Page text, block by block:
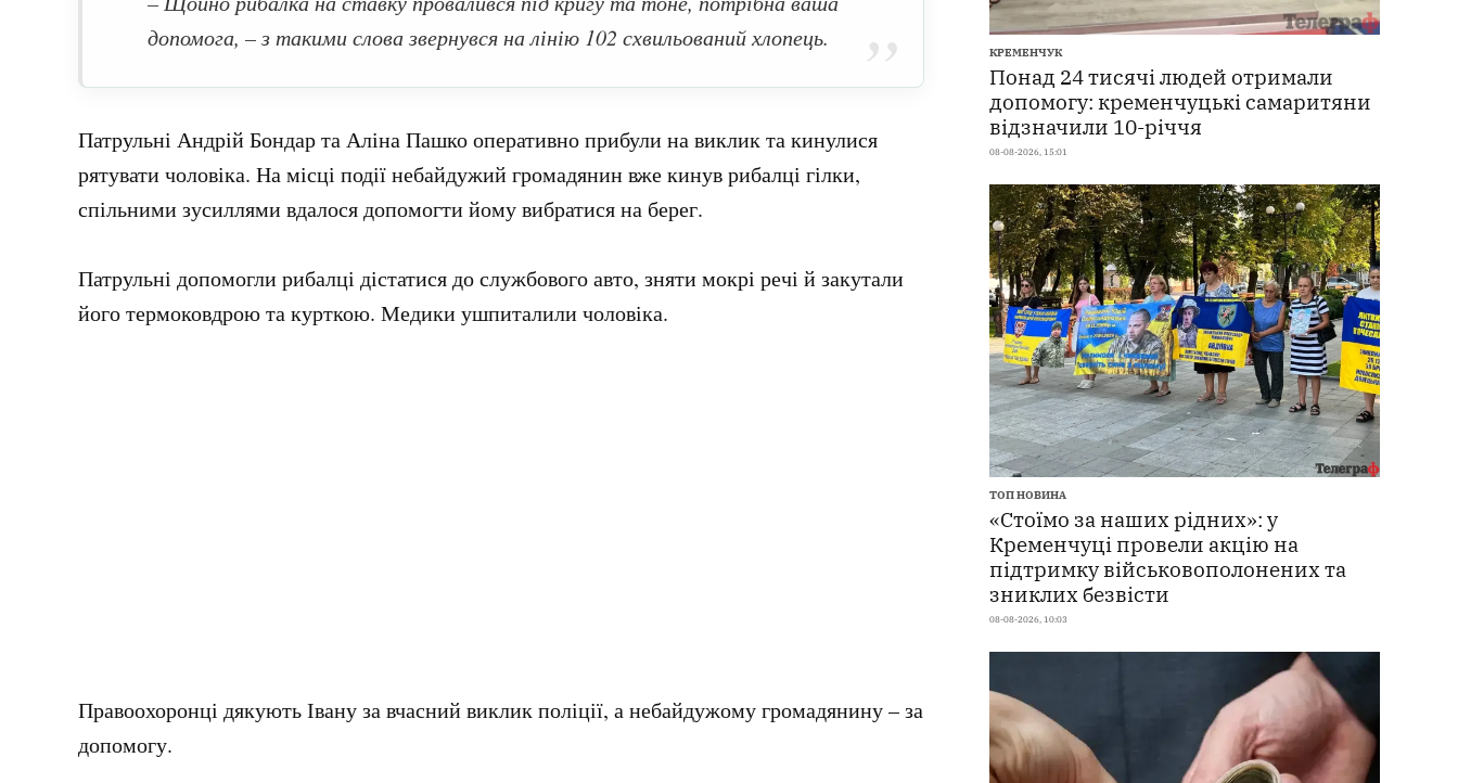
допомога, – з такими слова звернувся на лінію 102 схвильований хлопець.
Патрульні Андрій Бондар та Аліна Пашко оперативно прибули на виклик та кинулися
рятувати чоловіка. На місці події небайдужий громадянин вже кинув рибалці гілки,
спільними зусиллями вдалося допомогти йому вибратися на берег.
Патрульні допомогли рибалці дістатися до службового авто, зняти мокрі речі й закутали
його термоковдрою та курткою. Медики ушпиталили чоловіка.
Правоохоронці дякують Івану за вчасний виклик поліції, а небайдужому громадянину – за
допомогу.
КРЕМЕНЧУК
Понад 24 тисячі людей отримали
допомогу: кременчуцькі самаритяни
відзначили 10-річчя
08-08-2026, 15:01
ТОП НОВИНА
«Стоїмо за наших рідних»: у
Кременчуці провели акцію на
підтримку військовополонених та
зниклих безвісти
08-08-2026, 10:03